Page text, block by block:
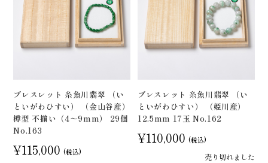
ブレスレット 糸魚川翡翠 （い
といがわひすい） （金山谷産）
樽型 不揃い（4～9mm） 29個
No.163
¥115,000 (税込)
ブレスレット 糸魚川翡翠 （い
といがわひすい） （姫川産）
12.5mm 17玉 No.162
¥110,000 (税込)
売り切れました